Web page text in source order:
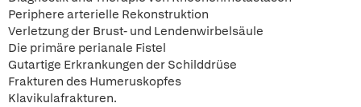
Periphere arterielle Rekonstruktion
Verletzung der Brust- und Lendenwirbelsäule
Die primäre perianale Fistel
Gutartige Erkrankungen der Schilddrüse
Frakturen des Humeruskopfes
Klavikulafrakturen.